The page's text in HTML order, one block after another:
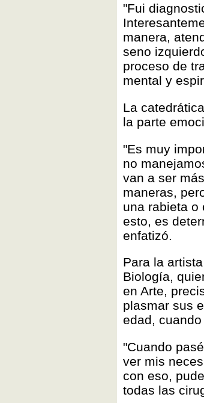
"Fui
manera,
seno
proceso de
mental y
La
la parte
"Es muy
no
van a ser
maneras,
una rabieta o
esto, es
enfatizó.
Para la
Biología,
en Arte,
plasmar sus
edad,
"Cuando
ver mis
con eso,
todas las